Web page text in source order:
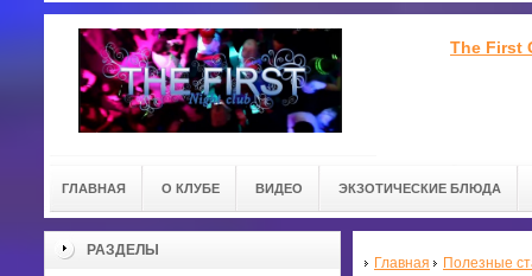
The First
ГЛАВНАЯ О КЛУБЕ ВИДЕО ЭКЗОТИЧЕСКИЕ БЛЮДА
РАЗДЕЛЫ
Главная Полезные